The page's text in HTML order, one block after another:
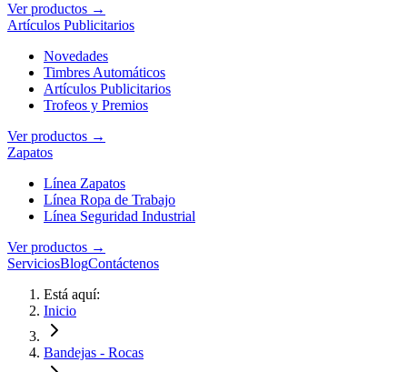
Ver productos →
Artículos Publicitarios
Novedades
Timbres Automáticos
Artículos Publicitarios
Trofeos y Premios
Ver productos →
Zapatos
Línea Zapatos
Línea Ropa de Trabajo
Línea Seguridad Industrial
Ver productos →
ServiciosBlogContáctenos
Está aquí:
Inicio
Bandejas - Rocas